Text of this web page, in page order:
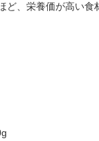
ど、栄養価が高い